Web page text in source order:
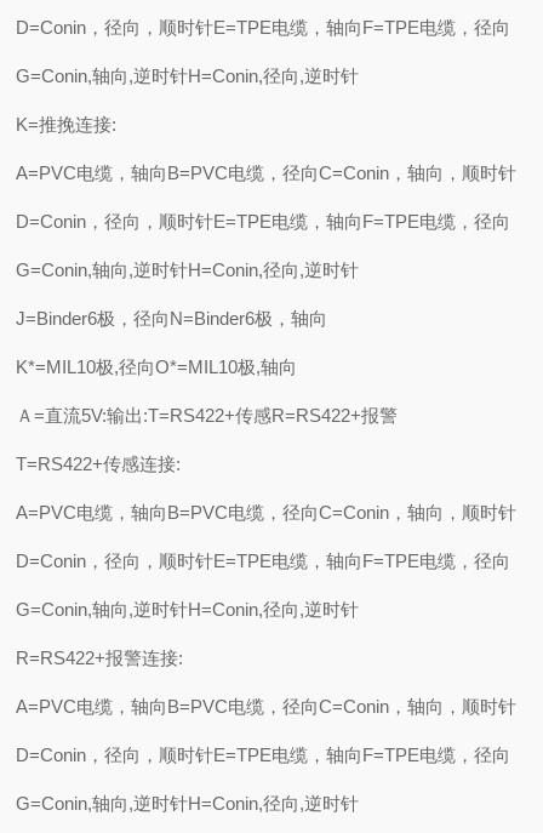
D=Conin，径向，顺时针E=TPE电缆，轴向F=TPE电缆，径向
G=Conin,轴向,逆时针H=Conin,径向,逆时针
K=推挽连接:
A=PVC电缆，轴向B=PVC电缆，径向C=Conin，轴向，顺时针
D=Conin，径向，顺时针E=TPE电缆，轴向F=TPE电缆，径向
G=Conin,轴向,逆时针H=Conin,径向,逆时针
J=Binder6极，径向N=Binder6极，轴向
K*=MIL10极,径向O*=MIL10极,轴向
Ａ=直流5V:输出:T=RS422+传感R=RS422+报警
T=RS422+传感连接:
A=PVC电缆，轴向B=PVC电缆，径向C=Conin，轴向，顺时针
D=Conin，径向，顺时针E=TPE电缆，轴向F=TPE电缆，径向
G=Conin,轴向,逆时针H=Conin,径向,逆时针
R=RS422+报警连接:
A=PVC电缆，轴向B=PVC电缆，径向C=Conin，轴向，顺时针
D=Conin，径向，顺时针E=TPE电缆，轴向F=TPE电缆，径向
G=Conin,轴向,逆时针H=Conin,径向,逆时针